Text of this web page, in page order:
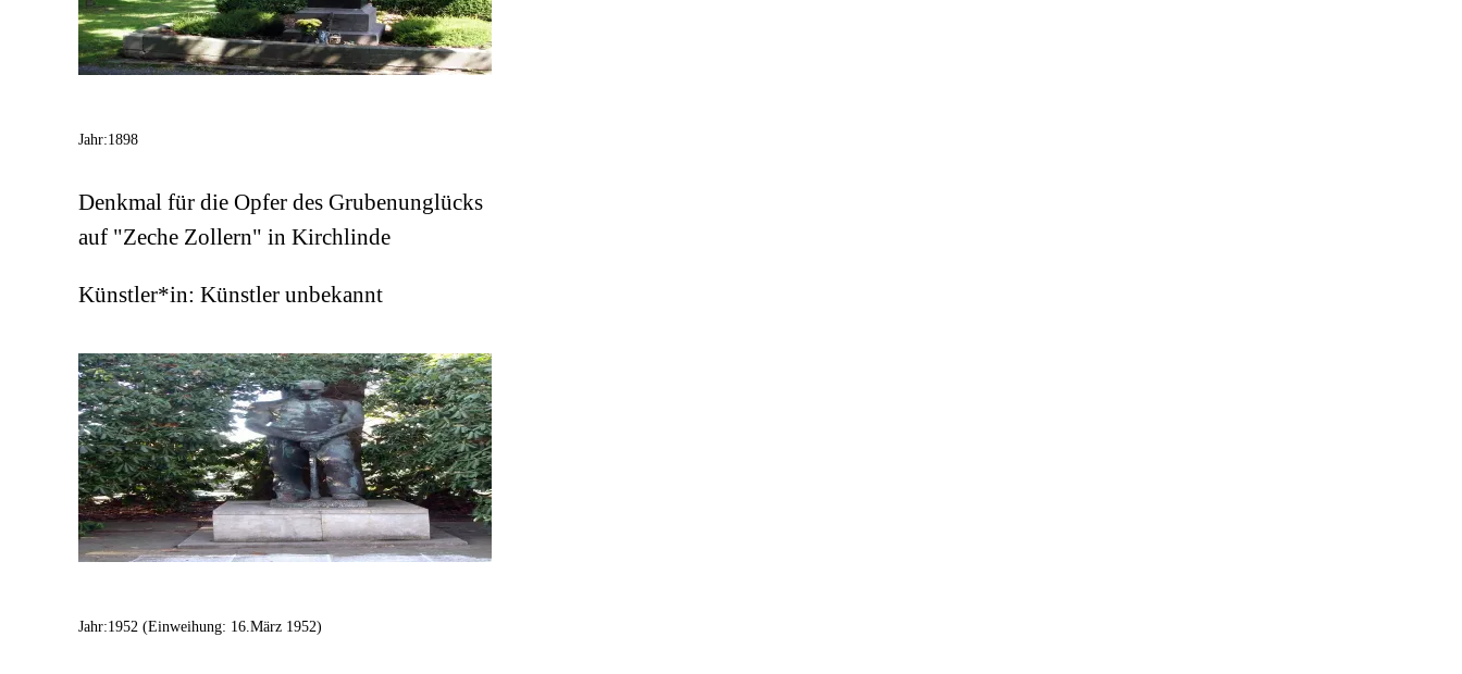
Jahr:1898
Denkmal für die Opfer des Grubenunglücks
auf "Zeche Zollern" in Kirchlinde
Künstler*in: Künstler unbekannt
Jahr:1952 (Einweihung: 16.März 1952)